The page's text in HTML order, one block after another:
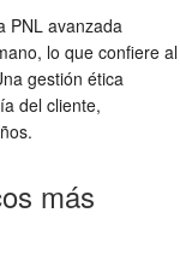
PNL avanzada
lo que confiere al
gestión ética
del cliente,
más